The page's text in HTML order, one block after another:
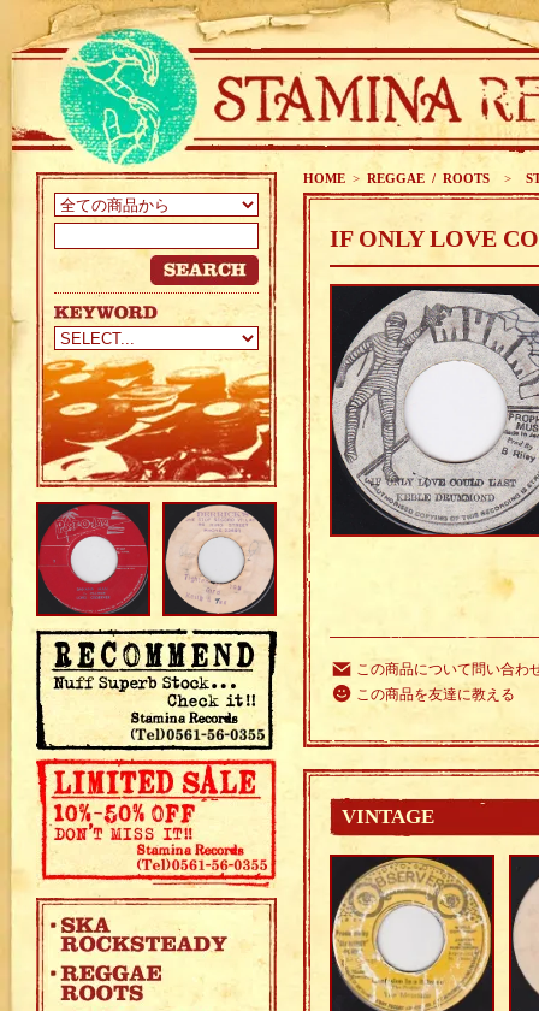
HOME > REGGAE / ROOTS >
IF ONLY LOVE
この商品について問い合わ
この商品を友達に教える
VINTAGE